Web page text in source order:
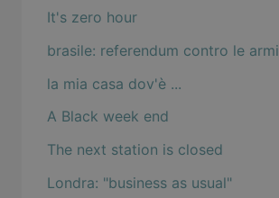
It's zero hour
brasile: referendum contro le armi
la mia casa dov'è ...
A Black week end
The next station is closed
Londra: "business as usual"